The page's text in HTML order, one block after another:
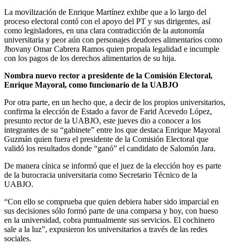
La movilización de Enrique Martínez exhibe que a lo largo del
proceso electoral contó con el apoyo del PT y sus dirigentes, así
como legisladores, en una clara contradicción de la autonomía
universitaria y peor aún con personajes deudores alimentarios como
Jhovany Omar Cabrera Ramos quien propala legalidad e incumple
con los pagos de los derechos alimentarios de su hija.
Nombra nuevo rector a presidente de la Comisión Electoral,
Enrique Mayoral, como funcionario de la UABJO
Por otra parte, en un hecho que, a decir de los propios universitarios,
confirma la elección de Estado a favor de Farid Acevedo López,
presunto rector de la UABJO, este jueves dio a conocer a los
integrantes de su “gabinete” entre los que destaca Enrique Mayoral
Guzmán quien fuera el presidente de la Comisión Electoral que
validó los resultados donde “ganó” el candidato de Salomón Jara.
De manera cínica se informó que el juez de la elección hoy es parte
de la burocracia universitaria como Secretario Técnico de la
UABJO.
“Con ello se comprueba que quien debiera haber sido imparcial en
sus decisiones sólo formó parte de una comparsa y hoy, con hueso
en la universidad, cobra puntualmente sus servicios. El cochinero
sale a la luz”, expusieron los universitarios a través de las redes
sociales.